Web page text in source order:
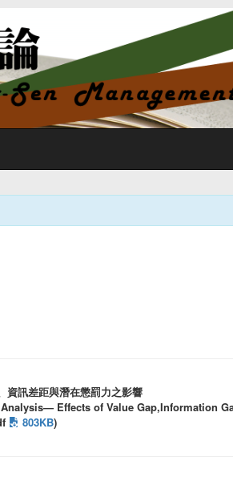
訊差距與潛在懲罰力之影響
Effects of Value Gap,Information
803KB)